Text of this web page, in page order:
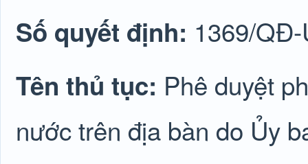
Số quyết định: 1369/
Tên thủ tục: Phê duyệt
nước trên địa bàn do Ủy